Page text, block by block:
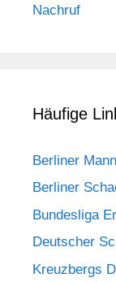
Nachruf
Häufige
Berliner
Berliner
Bundesliga
Deutscher
Kreuzbergs